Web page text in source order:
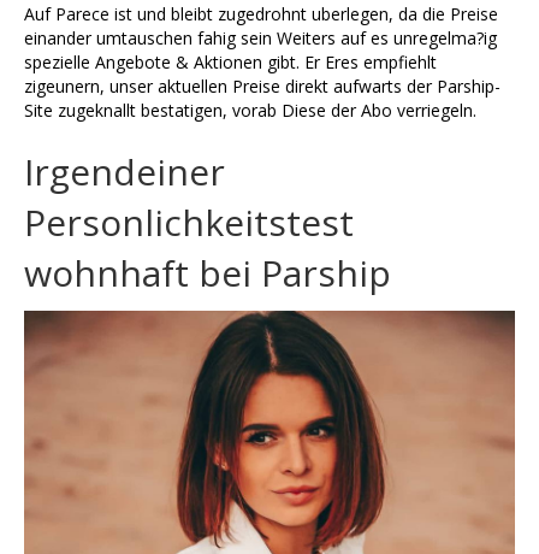
Auf Parece ist und bleibt zugedrohnt uberlegen, da die Preise
einander umtauschen fahig sein Weiters auf es unregelma?ig
spezielle Angebote & Aktionen gibt. Er Eres empfiehlt
zigeunern, unser aktuellen Preise direkt aufwarts der Parship-
Site zugeknallt bestatigen, vorab Diese der Abo verriegeln.
Irgendeiner
Personlichkeitstest
wohnhaft bei Parship